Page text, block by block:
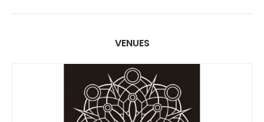
VENUES